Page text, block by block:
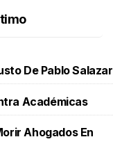
De Pablo Salazar
Académicas
Ahogados En